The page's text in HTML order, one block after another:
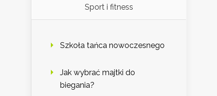
Sport i fitness
Szkoła tańca nowoczesnego
Jak wybrać majtki do
biegania?